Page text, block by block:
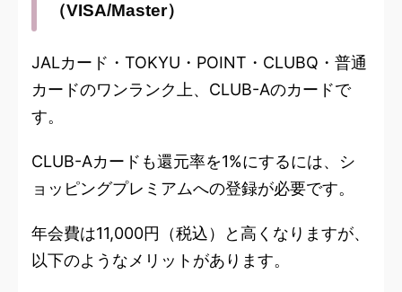
（VISA/Master）
JALカード・TOKYU・POINT・CLUBQ・普通
カードのワンランク上、CLUB-Aのカードで
す。
CLUB-Aカードも還元率を1%にするには、シ
ョッピングプレミアムへの登録が必要です。
年会費は11,000円（税込）と高くなりますが、
以下のようなメリットがあります。